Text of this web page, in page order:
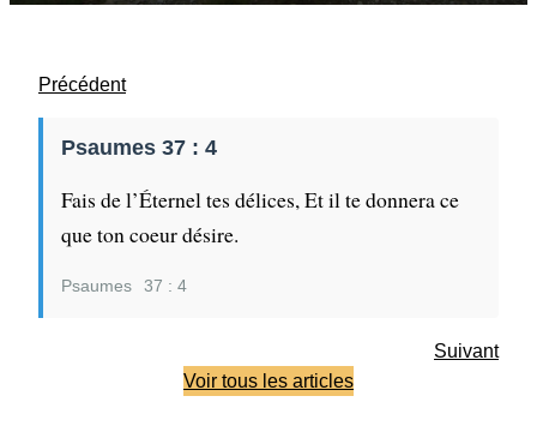
Précédent
Psaumes 37 : 4
Fais de l’Éternel tes délices, Et il te donnera ce
que ton coeur désire.
Psaumes 37 : 4
Suivant
Voir tous les articles